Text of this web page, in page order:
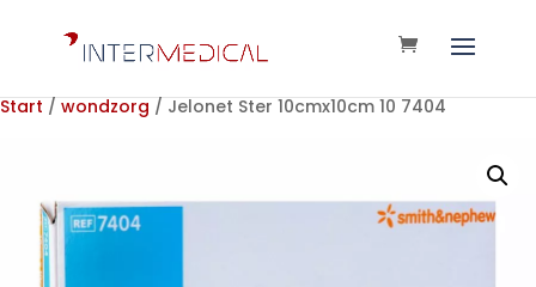
Start / wondzorg / Jelonet Ster 10cmx10cm 10 7404